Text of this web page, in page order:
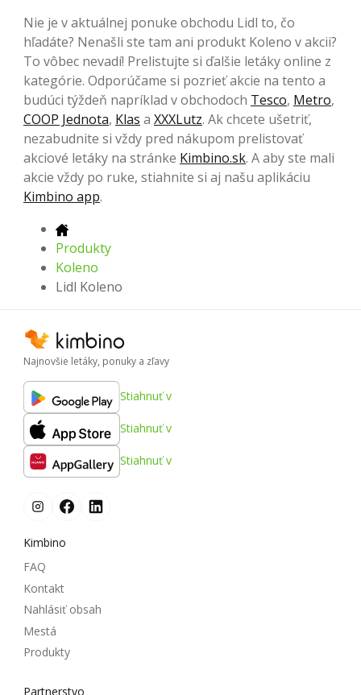
Nie je v aktuálnej ponuke obchodu Lidl to, čo
hľadáte? Nenašli ste tam ani produkt Koleno v akcii?
To vôbec nevadí! Prelistujte si ďalšie letáky online z
kategórie. Odporúčame si pozrieť akcie na tento a
budúci týždeň napríklad v obchodoch Tesco, Metro,
COOP Jednota, Klas a XXXLutz. Ak chcete ušetriť,
nezabudnite si vždy pred nákupom prelistovať
akciové letáky na stránke Kimbino.sk. A aby ste mali
akcie vždy po ruke, stiahnite si aj našu aplikáciu
Kimbino app.
Produkty
Koleno
Lidl Koleno
Najnovšie letáky, ponuky a zľavy
Stiahnuť v
Stiahnuť v
Stiahnuť v
Kimbino
FAQ
Kontakt
Nahlásiť obsah
Mestá
Produkty
Partnerstvo